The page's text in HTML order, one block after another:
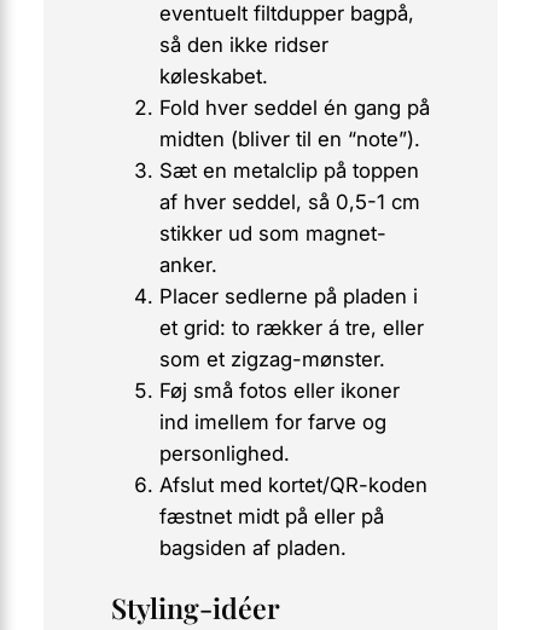
eventuelt filtdupper bagpå,
så den ikke ridser
køleskabet.
Fold hver seddel én gang på
midten (bliver til en “note”).
Sæt en metalclip på toppen
af hver seddel, så 0,5-1 cm
stikker ud som magnet-
anker.
Placer sedlerne på pladen i
et grid: to rækker á tre, eller
som et zigzag-mønster.
Føj små fotos eller ikoner
ind imellem for farve og
personlighed.
Afslut med kortet/QR-koden
fæstnet midt på eller på
bagsiden af pladen.
Styling-idéer